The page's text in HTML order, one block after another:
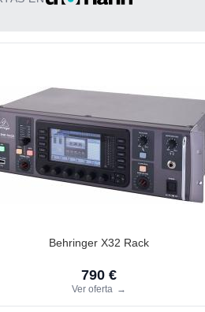
Behringer X32 Rack
790 €
Ver oferta →